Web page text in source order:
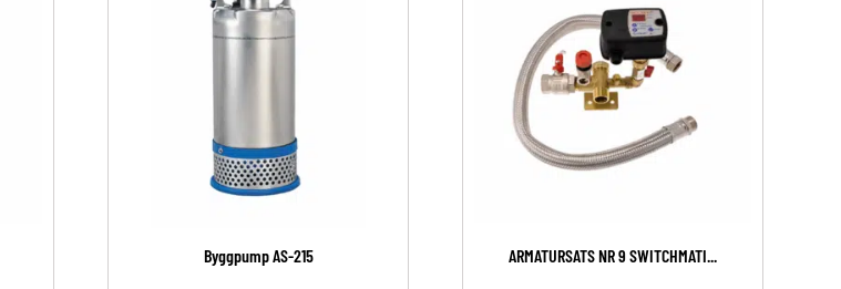
Byggpump AS-215 ARMATURSATS NR 9 SWITCHMATI...